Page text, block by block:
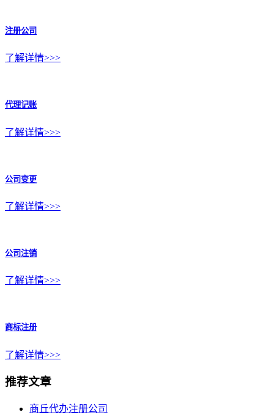
注册公司
了解详情>>>
代理记账
了解详情>>>
公司变更
了解详情>>>
公司注销
了解详情>>>
商标注册
了解详情>>>
推荐文章
商丘代办注册公司